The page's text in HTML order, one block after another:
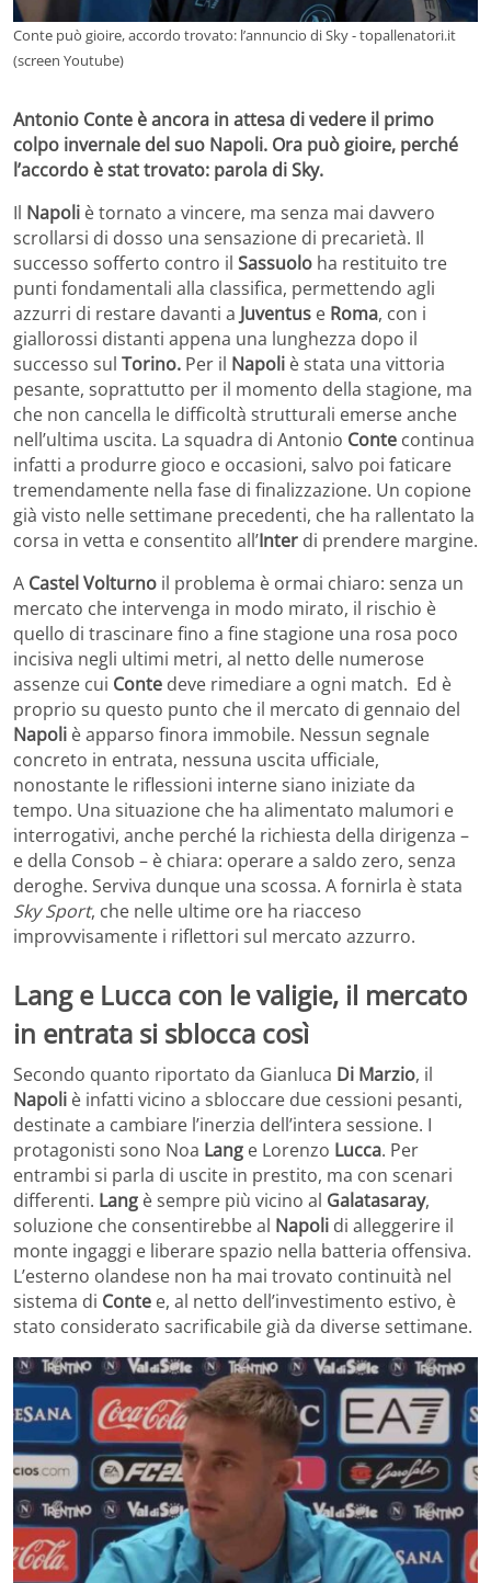
Conte può gioire, accordo trovato: l’annuncio di Sky - topallenatori.it
(screen Youtube)
Antonio Conte è ancora in attesa di vedere il primo
colpo invernale del suo Napoli. Ora può gioire, perché
l’accordo è stat trovato: parola di Sky.
Il Napoli è tornato a vincere, ma senza mai davvero
scrollarsi di dosso una sensazione di precarietà. Il
successo sofferto contro il Sassuolo ha restituito tre
punti fondamentali alla classifica, permettendo agli
azzurri di restare davanti a Juventus e Roma, con i
giallorossi distanti appena una lunghezza dopo il
successo sul Torino. Per il Napoli è stata una vittoria
pesante, soprattutto per il momento della stagione, ma
che non cancella le difficoltà strutturali emerse anche
nell’ultima uscita. La squadra di Antonio Conte continua
infatti a produrre gioco e occasioni, salvo poi faticare
tremendamente nella fase di finalizzazione. Un copione
già visto nelle settimane precedenti, che ha rallentato la
corsa in vetta e consentito all’Inter di prendere margine.
A Castel Volturno il problema è ormai chiaro: senza un
mercato che intervenga in modo mirato, il rischio è
quello di trascinare fino a fine stagione una rosa poco
incisiva negli ultimi metri, al netto delle numerose
assenze cui Conte deve rimediare a ogni match. Ed è
proprio su questo punto che il mercato di gennaio del
Napoli è apparso finora immobile. Nessun segnale
concreto in entrata, nessuna uscita ufficiale,
nonostante le riflessioni interne siano iniziate da
tempo. Una situazione che ha alimentato malumori e
interrogativi, anche perché la richiesta della dirigenza –
e della Consob – è chiara: operare a saldo zero, senza
deroghe. Serviva dunque una scossa. A fornirla è stata
Sky Sport, che nelle ultime ore ha riacceso
improvvisamente i riflettori sul mercato azzurro.
Lang e Lucca con le valigie, il mercato
in entrata si sblocca così
Secondo quanto riportato da Gianluca Di Marzio, il
Napoli è infatti vicino a sbloccare due cessioni pesanti,
destinate a cambiare l’inerzia dell’intera sessione. I
protagonisti sono Noa Lang e Lorenzo Lucca. Per
entrambi si parla di uscite in prestito, ma con scenari
differenti. Lang è sempre più vicino al Galatasaray,
soluzione che consentirebbe al Napoli di alleggerire il
monte ingaggi e liberare spazio nella batteria offensiva.
L’esterno olandese non ha mai trovato continuità nel
sistema di Conte e, al netto dell’investimento estivo, è
stato considerato sacrificabile già da diverse settimane.